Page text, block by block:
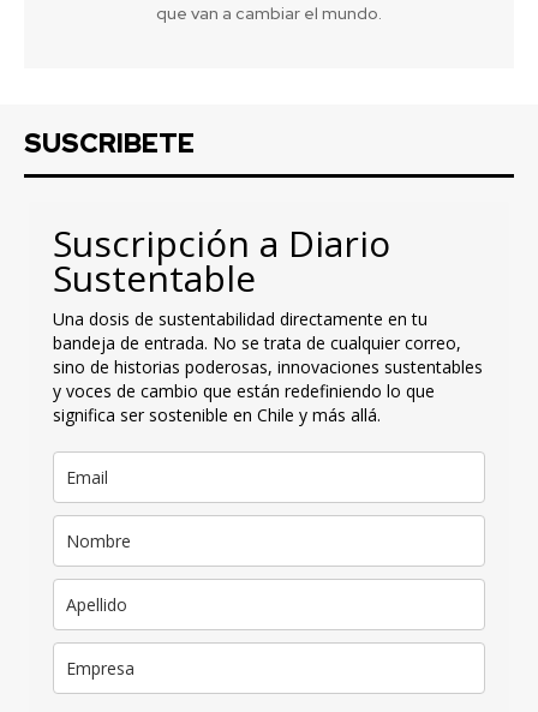
que van a cambiar el mundo.
SUSCRIBETE
Suscripción a Diario
Sustentable
Una dosis de sustentabilidad directamente en tu
bandeja de entrada. No se trata de cualquier correo,
sino de historias poderosas, innovaciones sustentables
y voces de cambio que están redefiniendo lo que
significa ser sostenible en Chile y más allá.